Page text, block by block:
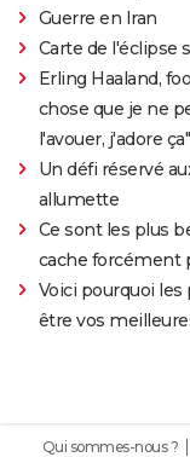
Guerre en Iran
Carte de l'éclipse
Erling Haaland,
chose que je ne
l'avouer, j'adore ça"
Un défi réservé
allumette
Ce sont les plus
cache forcément
Voici pourquoi
être vos
Qui sommes-nous ?